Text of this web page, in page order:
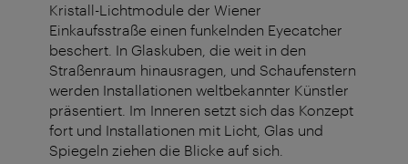
Kristall-Lichtmodule der Wiener
Einkaufsstraße einen funkelnden Eyecatcher
beschert. In Glaskuben, die weit in den
Straßenraum hinausragen, und Schaufenstern
werden Installationen weltbekannter Künstler
präsentiert. Im Inneren setzt sich das Konzept
fort und Installationen mit Licht, Glas und
Spiegeln ziehen die Blicke auf sich.